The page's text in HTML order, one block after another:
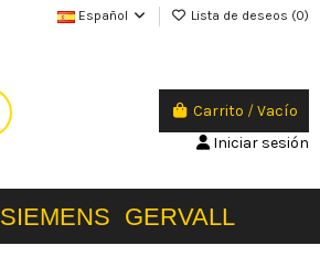
Español Lista de deseos (0)
Carrito /Vacío
Iniciar sesión
SIEMENS GERVALL